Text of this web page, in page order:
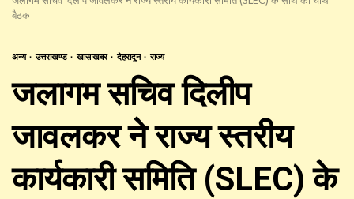
बैठक
अन्य उत्तराखण्ड खास खबर देहरादून राज्य
जलागम सचिव दिलीप
जावलकर ने राज्य स्तरीय
कार्यकारी समिति (SLEC) के